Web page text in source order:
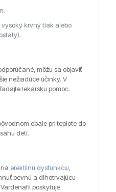
krvný tlak alebo
môžu sa objaviť
nežiadúce účinky. V
lekársku pomoc.
obale pri teplote do
detí.
erektilnú dysfunkciu
pevnú a dlhotrvajúcu
poskytuje